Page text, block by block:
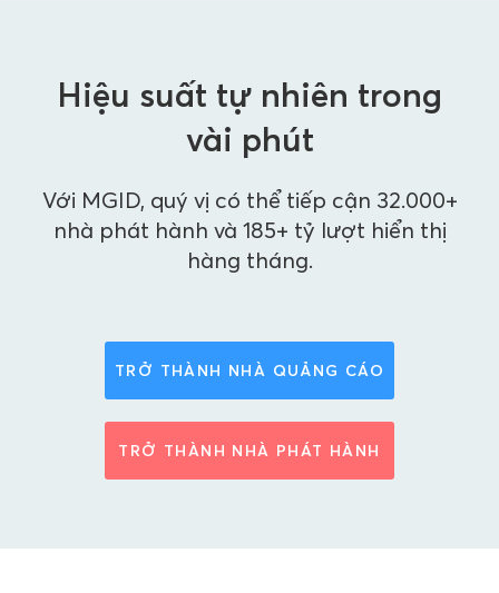
Hiệu suất tự nhiên trong
vài phút
Với MGID, quý vị có thể tiếp cận 32.000+
nhà phát hành và 185+ tỷ lượt hiển thị
hàng tháng.
TRỞ THÀNH NHÀ QUẢNG CÁO
TRỞ THÀNH NHÀ PHÁT HÀNH